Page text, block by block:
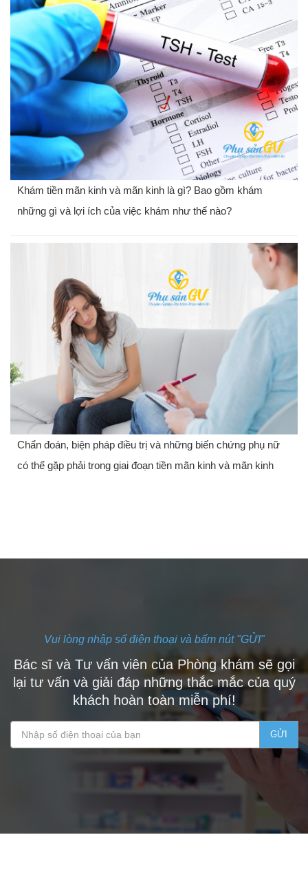
Khám tiền mãn kinh và mãn kinh là gì? Bao gồm khám
những gì và lợi ích của việc khám như thế nào?
Chẩn đoán, biện pháp điều trị và những biến chứng phụ nữ
có thể gặp phải trong giai đoạn tiền mãn kinh và mãn kinh
Vui lòng nhập số điện thoại và bấm nút "GỬI"
Bác sĩ và Tư vấn viên của Phòng khám sẽ gọi
lại tư vấn và giải đáp những thắc mắc của quý
khách hoàn toàn miễn phí!
GỬI